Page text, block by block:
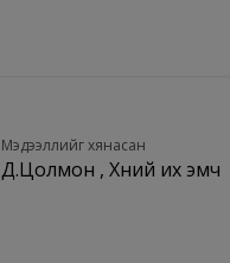
Мэдээллийг хянасан
Д.Цолмон , Хүний их эмч